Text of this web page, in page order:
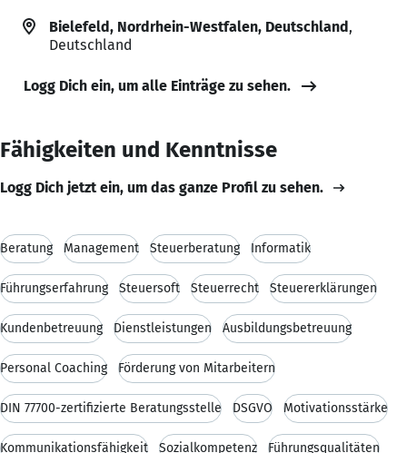
Bielefeld, Nordrhein-Westfalen, Deutschland,
Deutschland
Logg Dich ein, um alle Einträge zu sehen.
Fähigkeiten und Kenntnisse
Logg Dich jetzt ein, um das ganze Profil zu sehen.
Beratung Management Steuerberatung Informatik
Führungserfahrung Steuersoft Steuerrecht Steuererklärungen
Kundenbetreuung Dienstleistungen Ausbildungsbetreuung
Personal Coaching Förderung von Mitarbeitern
DIN 77700-zertifizierte Beratungsstelle DSGVO Motivationsstärke
Kommunikationsfähigkeit Sozialkompetenz Führungsqualitäten